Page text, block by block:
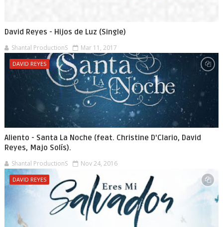
David Reyes - Hijos de Luz (Single)
Shantal ProductionS Mar 11, 2017
DAVID REYES
Aliento - Santa La Noche (feat. Christine D'Clario, David
Reyes, Majo Solís).
Shantal ProductionS Nov 24, 2016
DAVID REYES